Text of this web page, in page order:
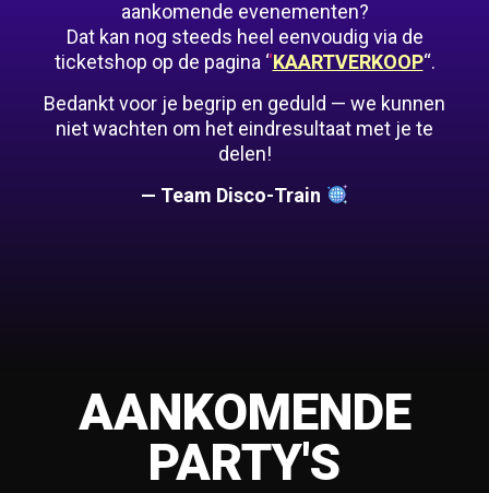
aankomende evenementen?
Dat kan nog steeds heel eenvoudig via de
ticketshop op de pagina ‘‘KAARTVERKOOP“.
Bedankt voor je begrip en geduld — we kunnen
niet wachten om het eindresultaat met je te
delen!
— Team Disco-Train
AANKOMENDE
PARTY'S